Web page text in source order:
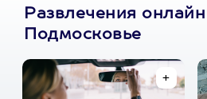
Развлечения
Подмосковье